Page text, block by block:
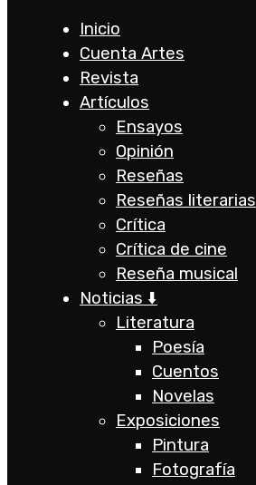
Inicio
Cuenta Artes
Revista
Artículos
Ensayos
Opinión
Reseñas
Reseñas literarias
Crítica
Crítica de cine
Reseña musical
Noticias ⬇️
Literatura
Poesía
Cuentos
Novelas
Exposiciones
Pintura
Fotografía